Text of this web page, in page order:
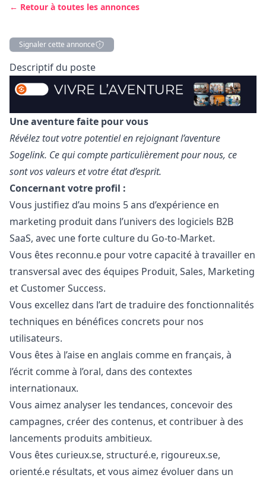
← Retour à toutes les annonces
Signaler cette annonce
Description
Descriptif du poste
Une aventure faite pour vous
Révélez tout votre potentiel en rejoignant l’aventure
Sogelink. Ce qui compte particulièrement pour nous, ce
sont vos valeurs et votre état d’esprit.
Concernant votre profil :
Vous justifiez d’au moins 5 ans d’expérience en
marketing produit dans l’univers des logiciels B2B
SaaS, avec une forte culture du Go-to-Market.
Vous êtes reconnu.e pour votre capacité à travailler en
transversal avec des équipes Produit, Sales, Marketing
et Customer Success.
Vous excellez dans l’art de traduire des fonctionnalités
techniques en bénéfices concrets pour nos
utilisateurs.
Vous êtes à l’aise en anglais comme en français, à
l’écrit comme à l’oral, dans des contextes
internationaux.
Vous aimez analyser les tendances, concevoir des
campagnes, créer des contenus, et contribuer à des
lancements produits ambitieux.
Vous êtes curieux.se, structuré.e, rigoureux.se,
orienté.e résultats, et vous aimez évoluer dans un